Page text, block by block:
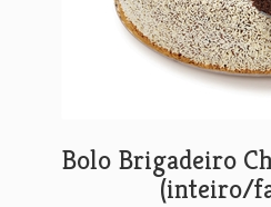
Bolo Brigadeiro
(inteiro/